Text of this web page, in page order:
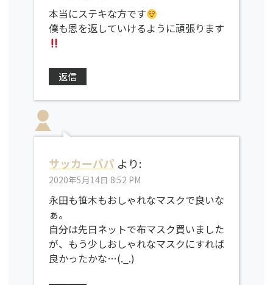
本当にステキな方です
僕も恩を返していけるように頑張ります
返信
サッカーパパ より:
2020年5月14日 8:52 PM
永田も笹木もおしゃれなマスクで良いな
ぁ。
自分は先日ネットで布マスク買いました
が、もう少しおしゃれなマスクにすれば
良かったかな…(._.)